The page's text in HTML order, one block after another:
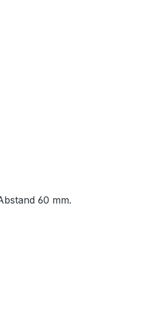
60 mm.